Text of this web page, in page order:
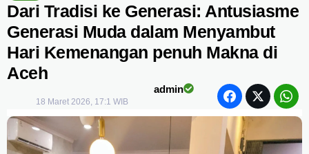
Dari Tradisi ke Generasi: Antusiasme
Generasi Muda dalam Menyambut
Hari Kemenangan penuh Makna di
Aceh
admin
18 Maret 2026, 17:1 WIB